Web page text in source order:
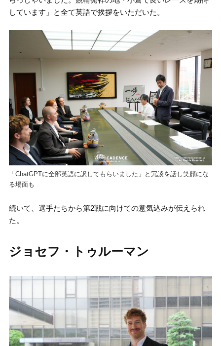
しています」と全て英語で挨拶をいただいた。
「ChatGPTに全部英語に訳してもらいました」と冗談を話し笑顔にな
る場面も
続いて、選手たちから第2戦に向けての意気込みが伝えられ
た。
ジョセフ・トゥルーマン